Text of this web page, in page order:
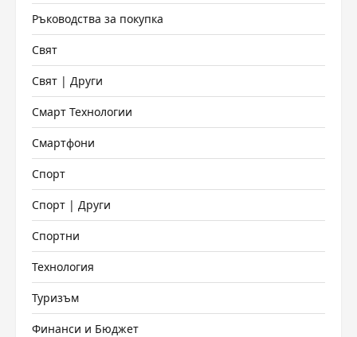
Ръководства за покупка
Свят
Свят | Други
Смарт Технологии
Смартфони
Спорт
Спорт | Други
Спортни
Технология
Туризъм
Финанси и Бюджет